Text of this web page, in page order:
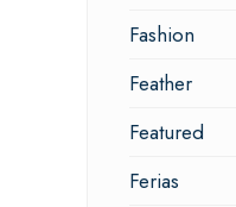
Fashion
Feather
Featured
Ferias